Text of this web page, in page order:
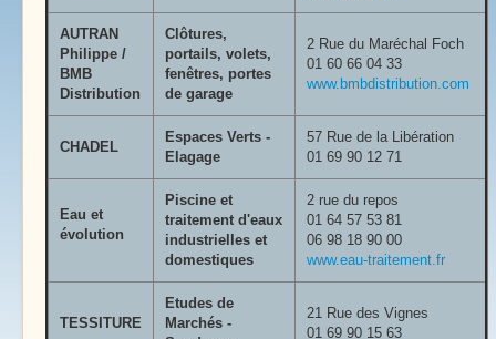
AUTRAN
Philippe /
BMB
Distribution
Clôtures,
portails, volets,
fenêtres, portes
de garage
2 Rue du Maréchal Foch
01 60 66 04 33
www.bmbdistribution.com
CHADEL
Espaces Verts -
Elagage
57 Rue de la Libération
01 69 90 12 71
Eau et
évolution
Piscine et
traitement d'eaux
industrielles et
domestiques
2 rue du repos
01 64 57 53 81
06 98 18 90 00
www.eau-traitement.fr
TESSITURE
Etudes de
Marchés -
21 Rue des Vignes
01 69 90 15 63